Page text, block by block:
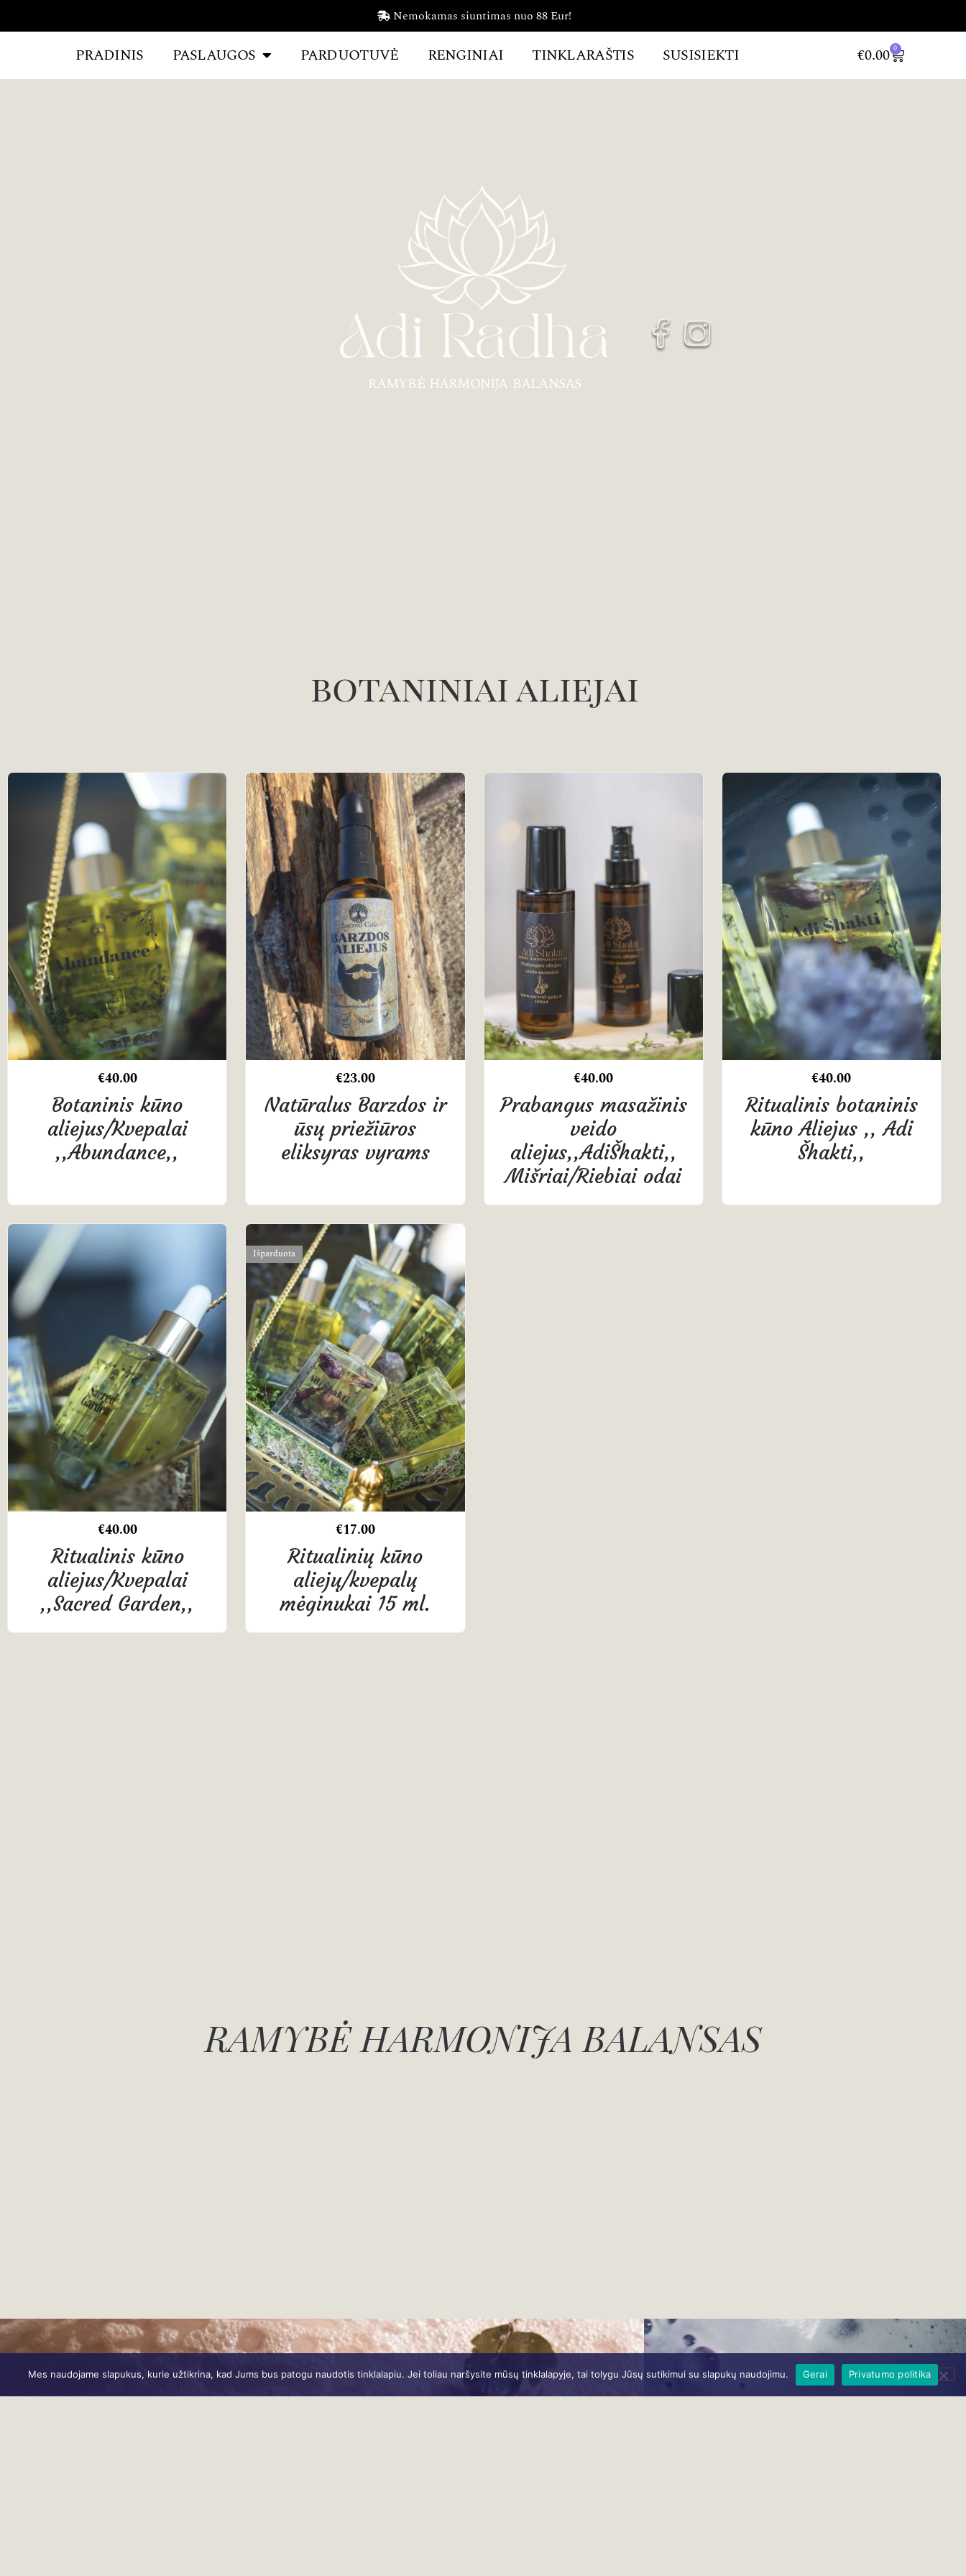
Nemokamas siuntimas nuo 88 Eur!
PRADINIS PASLAUGOS PARDUOTUVĖ RENGINIAI TINKLARAŠTIS SUSISIEKTI €0.00 0
RAMYBĖ HARMONIJA BALANSAS
botaniniai aliejai
€40.00
Botaninis kūno
aliejus/Kvepalai
,,Abundance,,
€23.00
Natūralus Barzdos ir
ūsų priežiūros
eliksyras vyrams
€40.00
Prabangus masažinis
veido
aliejus,,AdiŠhakti,,
Mišriai/Riebiai odai
€40.00
Ritualinis botaninis
kūno Aliejus ,, Adi
Šhakti,,
€40.00
Ritualinis kūno
aliejus/Kvepalai
,,Sacred Garden,,
Išparduota
€17.00
Ritualinių kūno
aliejų/kvepalų
mėginukai 15 ml.
RAMYBĖ HARMONIJA BALANSAS
Mes naudojame slapukus, kurie užtikrina, kad Jums bus patogu naudotis tinklalapiu. Jei toliau naršysite mūsų tinklalapyje, tai tolygu Jūsų sutikimui su slapukų naudojimu. Gerai Privatumo politika